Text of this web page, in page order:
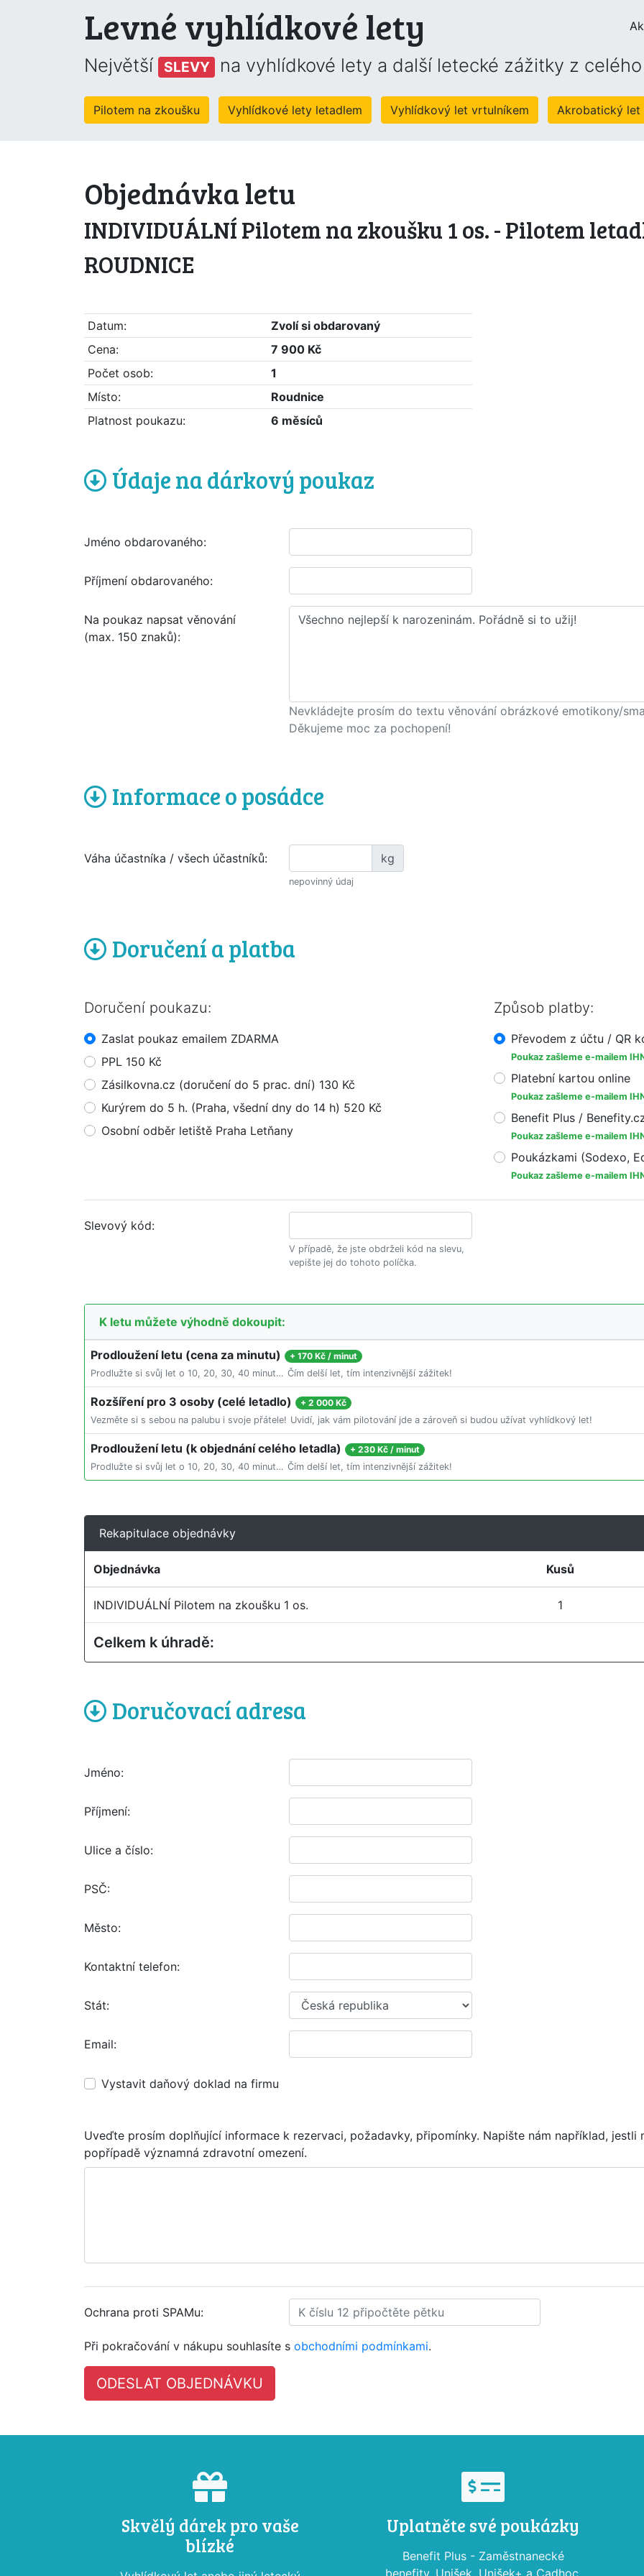
Levné vyhlídkové lety
Největší SLEVY na vyhlídkové lety a další letecké zážitky z
Pilotem na zkoušku Vyhlídkové lety letadlem Vyhlídkový let vrtulníkem Akrobatický let
Objednávka letu
INDIVIDUÁLNÍ Pilotem na zkoušku 1 os. - Pilotem
ROUDNICE
Datum:
Zvolí si obdarovaný
Cena:
7 900 Kč
Počet osob:
1
Místo:
Roudnice
Platnost poukazu:
6 měsíců
Údaje na dárkový poukaz
Jméno obdarovaného:
Příjmení obdarovaného:
Na poukaz napsat věnování
(max. 150 znaků):
Nevkládejte prosím do textu věnování obrázkové emotikony/
Děkujeme moc za pochopení!
Informace o posádce
Váha účastníka / všech účastníků: kg
nepovinný údaj
Doručení a platba
Doručení poukazu:
Zaslat poukaz emailem ZDARMA
PPL 150 Kč
Zásilkovna.cz (doručení do 5 prac. dní) 130 Kč
Kurýrem do 5 h. (Praha, všední dny do 14 h) 520 Kč
Osobní odběr letiště Praha Letňany
Způsob platby:
Převodem z účtu / QR
Poukaz zašleme e-mailem
Platební kartou online
Poukaz zašleme e-mailem
Benefit Plus /
Poukaz zašleme e-mailem
Poukázkami (Sodexo,
Poukaz zašleme e-mailem
Slevový kód:
V případě, že jste obdrželi kód na slevu,
vepište jej do tohoto políčka.
K letu můžete výhodně dokoupit:
Prodloužení letu (cena za minutu) +170 Kč / minut
Prodlužte si svůj let o 10, 20, 30, 40 minut… Čím delší let, tím intenzivnější zážitek!
Rozšíření pro 3 osoby (celé letadlo) +2 000 Kč
Vezměte si s sebou na palubu i svoje přátele! Uvidí, jak vám pilotování jde a zároveň si budou užívat vyhlídkový let!
Prodloužení letu (k objednání celého letadla) +230 Kč / minut
Prodlužte si svůj let o 10, 20, 30, 40 minut… Čím delší let, tím intenzivnější zážitek!
Rekapitulace objednávky
Objednávka Kusů
INDIVIDUÁLNÍ Pilotem na zkoušku 1 os. 1
Celkem k úhradě:
Doručovací adresa
Jméno:
Příjmení:
Ulice a číslo:
PSČ:
Město:
Kontaktní telefon:
Stát:
Email:
Vystavit daňový doklad na firmu
Uveďte prosím doplňující informace k rezervaci, požadavky, připomínky. Napište nám například, jestli
popřípadě významná zdravotní omezení.
Ochrana proti SPAMu:
Při pokračování v nákupu souhlasíte s obchodními podmínkami.
Skvělý dárek pro vaše
blízké
Uplatněte své poukázky
Benefit Plus - Zaměstnanecké
benefity, Unišek, Unišek+ a Cadhoc,